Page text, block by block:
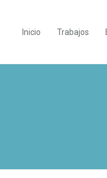
Inicio Trabajos